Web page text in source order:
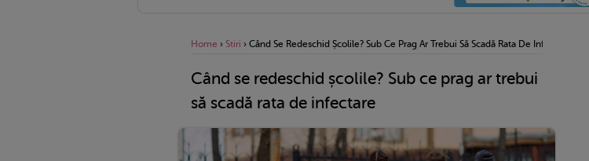
Home › Stiri › Când Se Redeschid Școlile? Sub Ce Prag Ar Trebui Să Scadă Rata De Infectare
Când se redeschid școlile? Sub ce prag ar trebui
să scadă rata de infectare